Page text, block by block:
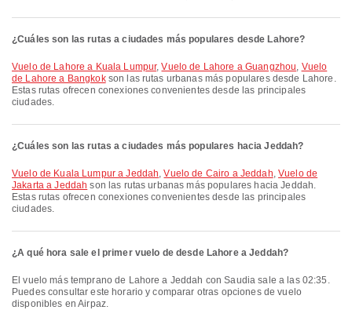
¿Cuáles son las rutas a ciudades más populares desde Lahore?
Vuelo de Lahore a Kuala Lumpur,Vuelo de Lahore a Guangzhou, Vuelo
de Lahore a Bangkokson las rutas urbanas más populares desde Lahore.
Estas rutas ofrecen conexiones convenientes desde las principales
ciudades.
¿Cuáles son las rutas a ciudades más populares hacia Jeddah?
Vuelo de Kuala Lumpur a Jeddah,Vuelo de Cairo a Jeddah, Vuelo de
Jakarta a Jeddah son las rutas urbanas más populares hacia Jeddah.
Estas rutas ofrecen conexiones convenientes desde las principales
ciudades.
¿A qué hora sale el primer vuelo de desde Lahore a Jeddah?
El vuelo más temprano de Lahore a Jeddah con Saudia sale a las 02:35.
Puedes consultar este horario y comparar otras opciones de vuelo
disponibles en Airpaz.